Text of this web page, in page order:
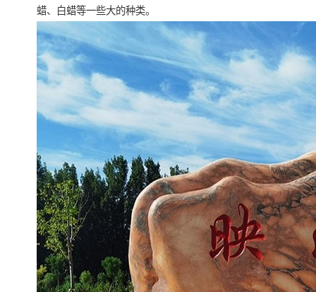
蜡、白蜡等一些大的种类。